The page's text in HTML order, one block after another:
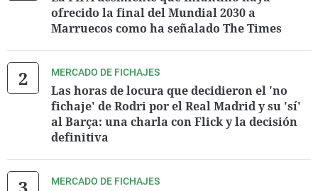
ofrecido la final del Mundial 2030 a
Marruecos como ha señalado The Times
MERCADO DE FICHAJES
Las horas de locura que decidieron el 'no
fichaje' de Rodri por el Real Madrid y su 'sí'
al Barça: una charla con Flick y la decisión
definitiva
MERCADO DE FICHAJES